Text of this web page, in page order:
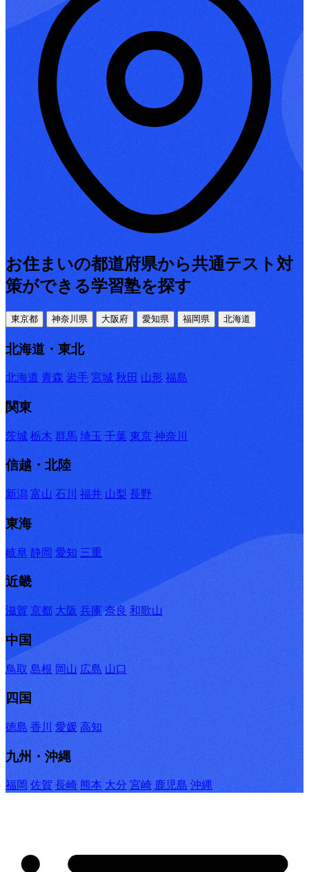
お住まいの都道府県から共通テスト対
策ができる学習塾を探す
東京都 神奈川県 大阪府 愛知県 福岡県 北海道
北海道・東北
北海道 青森 岩手 宮城 秋田 山形 福島
関東
茨城 栃木 群馬 埼玉 千葉 東京 神奈川
信越・北陸
新潟 富山 石川 福井 山梨 長野
東海
岐阜 静岡 愛知 三重
近畿
滋賀 京都 大阪 兵庫 奈良 和歌山
中国
鳥取 島根 岡山 広島 山口
四国
徳島 香川 愛媛 高知
九州・沖縄
福岡 佐賀 長崎 熊本 大分 宮崎 鹿児島 沖縄